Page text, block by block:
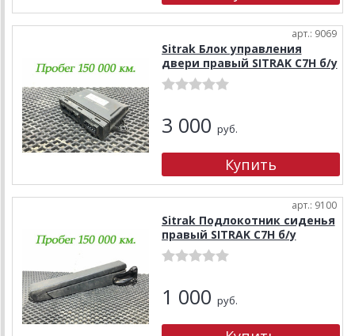
арт.: 9069
Sitrak Блок управления
двери правый SITRAK C7H б/у
3 000 руб.
арт.: 9100
Sitrak Подлокотник сиденья
правый SITRAK C7H б/у
1 000 руб.